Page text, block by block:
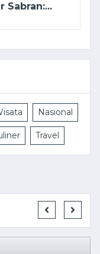
Sabran:...
Nasional
Travel